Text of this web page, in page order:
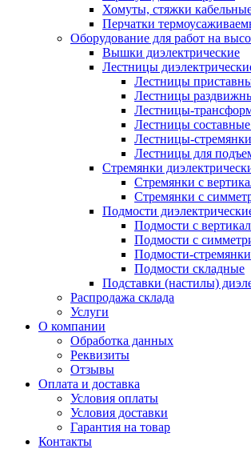
Хомуты, стяжки
Перчатки
Оборудование для работ на
Вышки диэлектрические
Лестницы
Лестницы
Лестницы
Лестницы-
Лестницы
Лестницы-
Лестницы для
Стремянки
Стремянки с
Стремянки с
Подмости
Подмости с
Подмости с
Подмости-стремянки
Подмости складные
Подставки (настилы)
Распродажа склада
Услуги
О компании
Обработка данных
Реквизиты
Отзывы
Оплата и доставка
Условия оплаты
Условия доставки
Гарантия на товар
Контакты